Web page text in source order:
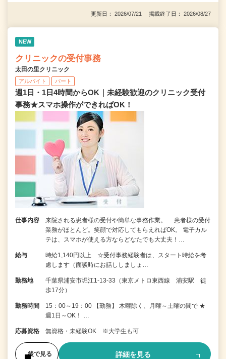
更新日： 2026/07/21 掲載終了日： 2026/08/27
NEW
クリニックの受付事務
太田の里クリニック
アルバイト パート
週1日・1日4時間からOK｜未経験歓迎のクリニック受付
事務★スマホ操作ができればOK！
仕事内容
来院される患者様の受付や簡単な事務作業。 患者様の受付
業務がほとんど。笑顔で対応してもらえればOK。 電子カル
テは、スマホが使える方ならどなたでも大丈夫！…
給与
時給1,140円以上 ☆受付事務経験者は、スタート時給を考
慮します（面談時にお話ししましょ…
勤務地
千葉県浦安市堀江1-13-33（東京メトロ東西線 浦安駅 徒
歩17分）
勤務時間
15：00～19：00 【勤務】 木曜除く、月曜～土曜の間で ★
週1日～OK！ …
応募資格 無資格・未経験OK ※大学生も可
後で見る 詳細を見る